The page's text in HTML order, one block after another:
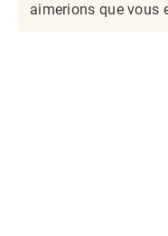
aimerions que vous